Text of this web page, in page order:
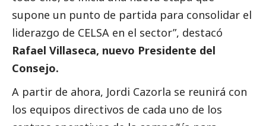
supone un punto de partida para consolidar el
liderazgo de CELSA en el sector”, destacó
Rafael Villaseca, nuevo Presidente del
Consejo.
A partir de ahora, Jordi Cazorla se reunirá con
los equipos directivos de cada uno de los